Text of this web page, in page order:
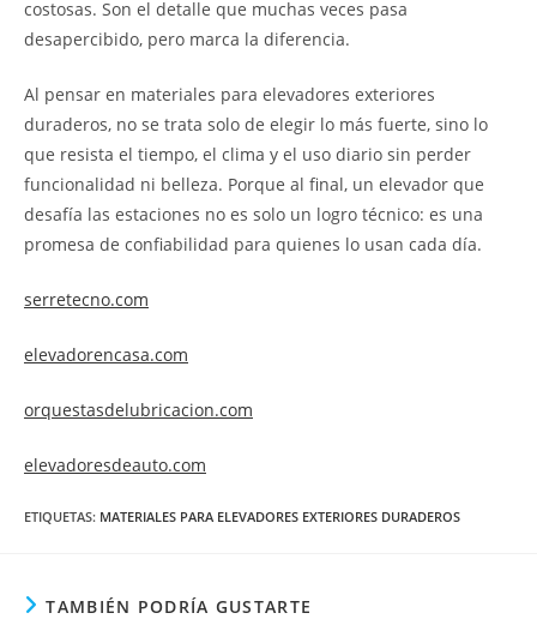
costosas. Son el detalle que muchas veces pasa
desapercibido, pero marca la diferencia.
Al pensar en materiales para elevadores exteriores
duraderos, no se trata solo de elegir lo más fuerte, sino lo
que resista el tiempo, el clima y el uso diario sin perder
funcionalidad ni belleza. Porque al final, un elevador que
desafía las estaciones no es solo un logro técnico: es una
promesa de confiabilidad para quienes lo usan cada día.
serretecno.com
elevadorencasa.com
orquestasdelubricacion.com
elevadoresdeauto.com
ETIQUETAS: MATERIALES PARA ELEVADORES EXTERIORES DURADEROS
TAMBIÉN PODRÍA GUSTARTE